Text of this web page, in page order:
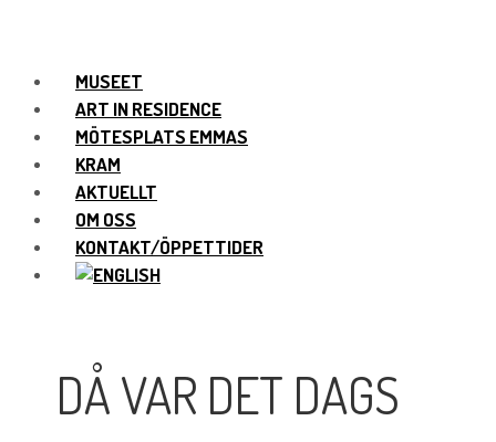
MUSEET
ART IN RESIDENCE
MÖTESPLATS EMMAS
KRAM
AKTUELLT
OM OSS
KONTAKT/ÖPPETTIDER
DÅ VAR DET DAGS